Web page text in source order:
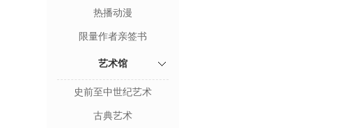
热播动漫
限量作者亲签书
艺术馆
史前至中世纪艺术
古典艺术